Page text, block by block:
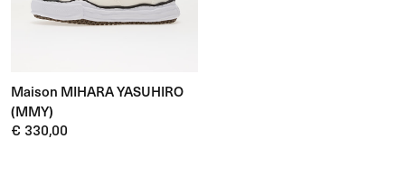
Maison MIHARA YASUHIRO
(MMY)
Peterson Low
€ 330,00